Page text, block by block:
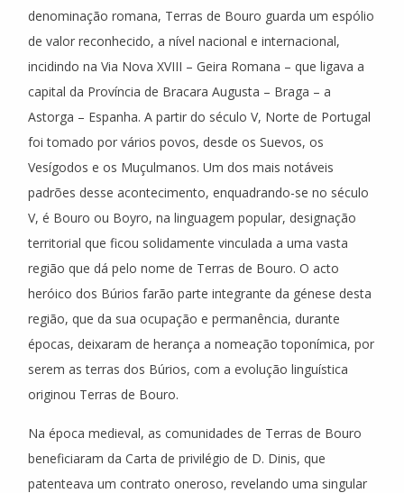
denominação romana, Terras de Bouro guarda um espólio
de valor reconhecido, a nível nacional e internacional,
incidindo na Via Nova XVIII – Geira Romana – que ligava a
capital da Província de Bracara Augusta – Braga – a
Astorga – Espanha. A partir do século V, Norte de Portugal
foi tomado por vários povos, desde os Suevos, os
Vesígodos e os Muçulmanos. Um dos mais notáveis
padrões desse acontecimento, enquadrando-se no século
V, é Bouro ou Boyro, na linguagem popular, designação
territorial que ficou solidamente vinculada a uma vasta
região que dá pelo nome de Terras de Bouro. O acto
heróico dos Búrios farão parte integrante da génese desta
região, que da sua ocupação e permanência, durante
épocas, deixaram de herança a nomeação toponímica, por
serem as terras dos Búrios, com a evolução linguística
originou Terras de Bouro.
Na época medieval, as comunidades de Terras de Bouro
beneficiaram da Carta de privilégio de D. Dinis, que
patenteava um contrato oneroso, revelando uma singular